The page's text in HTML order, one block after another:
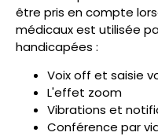
être pris en compte
médicaux est utilisée
handicapées :
Voix off et saisie
L'effet zoom
Vibrations et
Conférence par